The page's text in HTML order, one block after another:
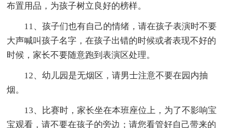
布置用品，为孩子树立良好的榜样。
11、孩子们也有自己的情绪，请在孩子表演时不要
大声喊叫孩子名字，在孩子出错的时候或者表现不好的
时候，家长不要随意跑到表演区处理。
12、幼儿园是无烟区，请男士注意不要在园内抽
烟。
13、比赛时，家长坐在本班座位上，为了不影响宝
宝观看，请不要在孩子的旁边；请您看管好自己带来的